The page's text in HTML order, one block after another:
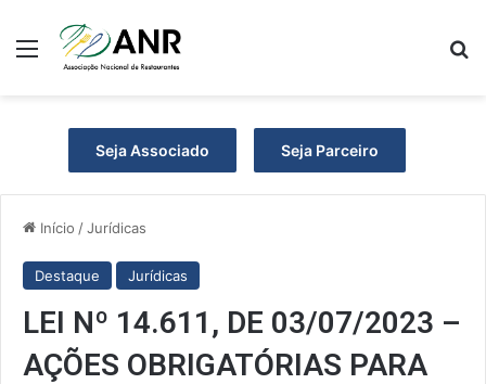
Menu
Seja Associado Seja Parceiro
Início /Jurídicas
Destaque Jurídicas
LEI Nº 14.611, DE 03/07/2023 –
AÇÕES OBRIGATÓRIAS PARA